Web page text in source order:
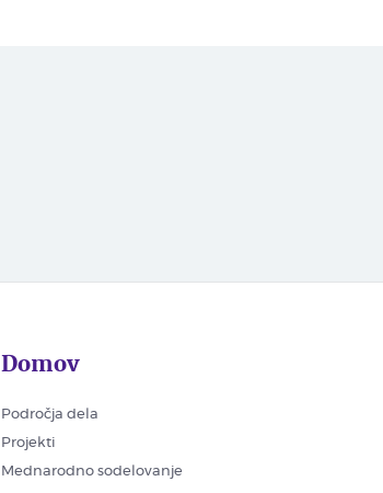
Domov
Področja dela
Projekti
Mednarodno sodelovanje